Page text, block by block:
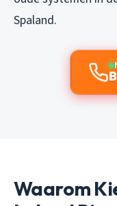
Spaland.
Waarom